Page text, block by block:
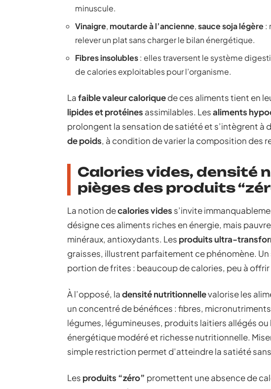
minuscule.
Vinaigre, moutarde à l’ancienne,sauce soja légère:
relever un plat sans charger le bilan énergétique.
Fibres insolubles: elles traversent le système
de calories exploitables pour l’organisme.
Lafaible valeur caloriquede ces aliments tient en
lipides et protéines assimilables. Lesaliments
prolongent la sensation de satiété et s’intègrent à
de poids, à condition de varier la composition des
Calories vides, densité
pièges des produits
La notion decalories vides s’invite
désigne ces aliments riches en énergie, mais
minéraux, antioxydants. Les produits ultra-
graisses, illustrent parfaitement ce phénomène.
portion de frites : beaucoup de calories, peu à
À l’opposé, ladensité nutritionnellevalorise les
un concentré de bénéfices : fibres,
légumes, légumineuses, produits laitiers allégés
énergétique modéré et richesse nutritionnelle.
simple restriction permet d’atteindre la satiété
Les produits “zéro” promettent une absence de